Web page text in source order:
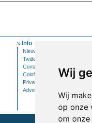
Wij
Wij
op onze
om
Info
Nieuwsbrief
Twitter
Contact
Colofon
Privacy
Adverteren